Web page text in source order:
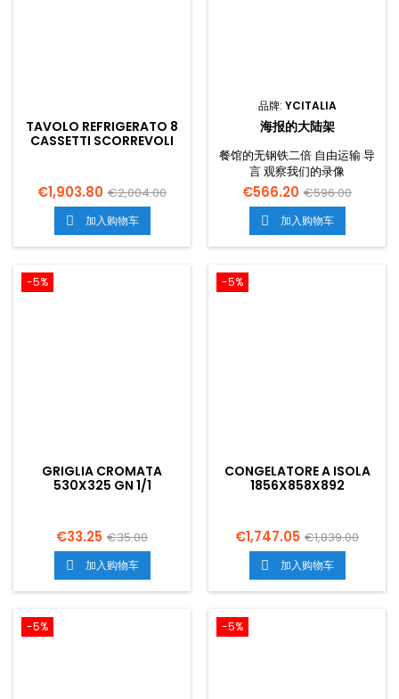
TAVOLO REFRIGERATO 8
CASSETTI SCORREVOLI
€1,903.80 €2,004.00
 加入购物车
品牌: YCITALIA
海报的大陆架
餐馆的无钢铁二倍 自由运输 导
言 观察我们的录像
€566.20 €596.00
 加入购物车
-5%
GRIGLIA CROMATA
530X325 GN 1/1
€33.25 €35.00
 加入购物车
-5%
CONGELATORE A ISOLA
1856X858X892
€1,747.05 €1,839.00
 加入购物车
-5% -5%